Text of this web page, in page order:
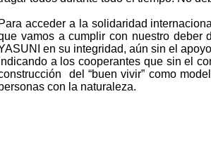
Para acceder a la solidaridad
vamos a cumplir con nuestro deber
en su integridad, aún sin el
a los cooperantes que sin el
del “buen vivir” como
con la naturaleza.